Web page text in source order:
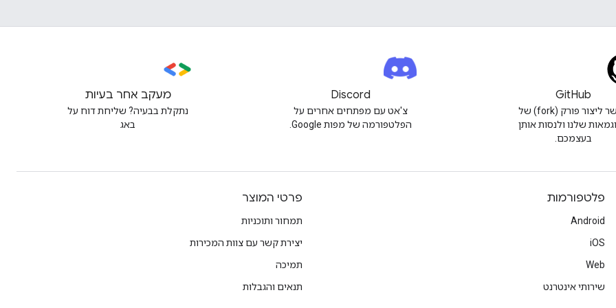
GitHub
אפשר ליצור פורק (fork) של
שלנו ולנסות אותן
בעצמכם.
Discord
צ'אט עם מפתחים אחרים על
הפלטפורמה של מפות Google.
מעקב אחר בעיות
נתקלת בבעיה? שליחת דוח על
באג
פלטפורמות
Android
iOS
Web
שירותי אינטרנט
פרטי המוצר
תמחור ותוכניות
יצירת קשר עם צוות המכירות
תמיכה
תנאים והגבלות